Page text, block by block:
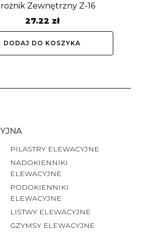
Zewnętrzny Z-16
27.22 zł
DODAJ DO KOSZYKA
PILASTRY ELEWACYJNE
NADOKIENNIKI
ELEWACYJNE
PODOKIENNIKI
ELEWACYJNE
LISTWY ELEWACYJNE
GZYMSY ELEWACYJNE